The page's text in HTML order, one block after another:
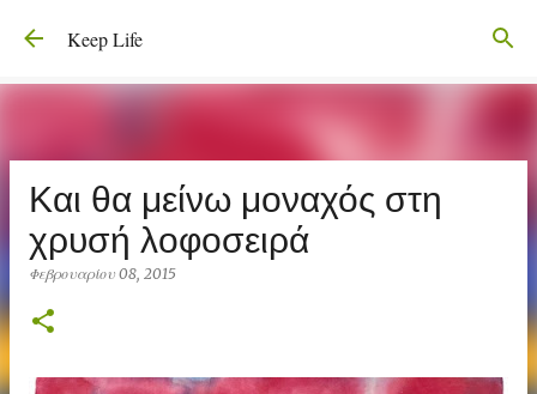
Μετάβαση στο κύριο περιεχόμενο
Keep Life
Και θα μείνω μοναχός στη
χρυσή λοφοσειρά
Φεβρουαρίου 08, 2015